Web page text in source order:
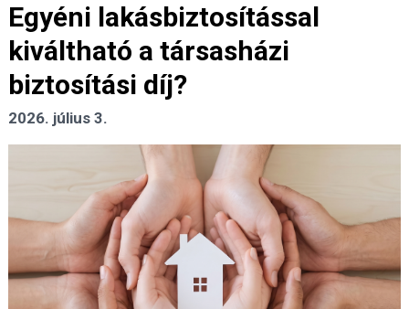
Egyéni lakásbiztosítással
kiváltható a társasházi
biztosítási díj?
2026. július 3.